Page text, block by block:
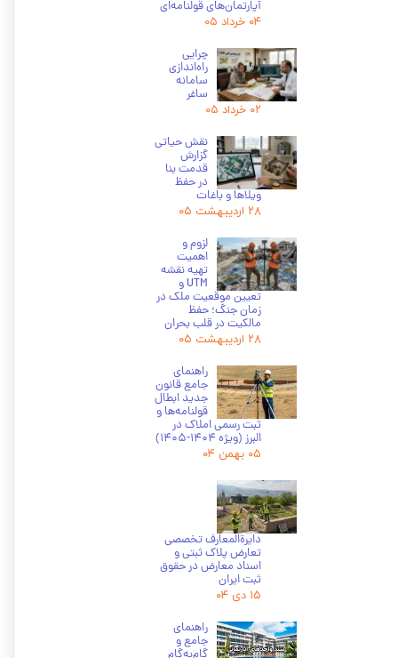
آپارتمان‌های قولنامه‌ای
۰۴ خرداد ۰۵
چرایی
راه‌اندازی
سامانه
ساغر
۰۲ خرداد ۰۵
نقش حیاتی
گزارش
قدمت بنا
در حفظ
ویلاها و باغات
۲۸ اردیبهشت ۰۵
لزوم و
اهمیت
تهیه نقشه
UTM و
تعیین موقعیت ملک در
زمان جنگ؛ حفظ
مالکیت در قلب بحران
۲۸ اردیبهشت ۰۵
راهنمای
جامع قانون
جدید ابطال
قولنامه‌ها و
ثبت رسمی املاک در
البرز (ویژه 1404-1405)
۰۵ بهمن ۰۴
دایرة‌المعارف تخصصی
تعارض پلاک ثبتی و
اسناد معارض در حقوق
ثبت ایران
۱۵ دی ۰۴
راهنمای
جامع و